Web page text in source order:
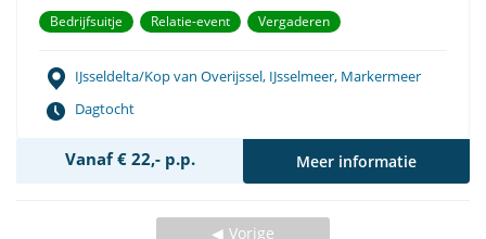
Bedrijfsuitje Relatie-event Vergaderen
IJsseldelta/Kop van Overijssel, IJsselmeer, Markermeer
Dagtocht
Vanaf € 22,- p.p. Meer informatie
Vorige